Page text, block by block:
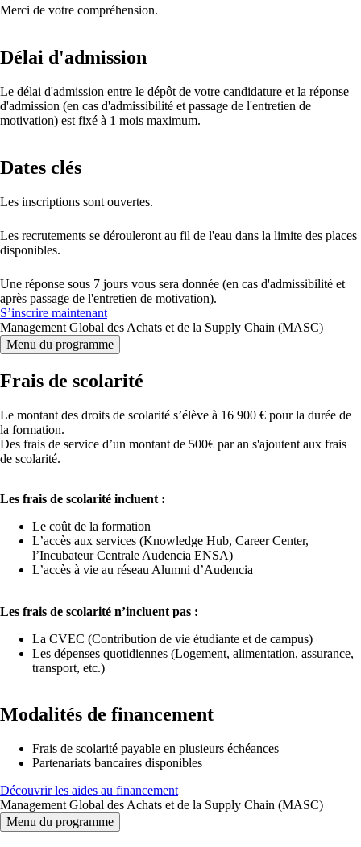
Merci de votre compréhension.
Délai d'admission
Le délai d'admission entre le dépôt de votre candidature et la réponse
d'admission (en cas d'admissibilité et passage de l'entretien de
motivation) est fixé à 1 mois maximum.
Dates clés
Les inscriptions sont ouvertes.
Les recrutements se dérouleront au fil de l'eau dans la limite des places
disponibles.
Une réponse sous 7 jours vous sera donnée (en cas d'admissibilité et
après passage de l'entretien de motivation).
S’inscrire maintenant
Management Global des Achats et de la Supply Chain (MASC)
Menu du programme
Frais de scolarité
Le montant des droits de scolarité s’élève à 16 900 € pour la durée de
la formation.
Des frais de service d’un montant de 500€ par an s'ajoutent aux frais
de scolarité.
Les frais de scolarité incluent :
Le coût de la formation
L’accès aux services (Knowledge Hub, Career Center,
l’Incubateur Centrale Audencia ENSA)
L’accès à vie au réseau Alumni d’Audencia
Les frais de scolarité n’incluent pas :
La CVEC (Contribution de vie étudiante et de campus)
Les dépenses quotidiennes (Logement, alimentation, assurance,
transport, etc.)
Modalités de financement
Frais de scolarité payable en plusieurs échéances
Partenariats bancaires disponibles
Découvrir les aides au financement
Management Global des Achats et de la Supply Chain (MASC)
Menu du programme